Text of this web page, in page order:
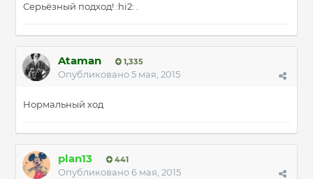
Серьёзный подход! :hi2: .
Ataman 1,335
Опубликовано5 мая, 2015
Нормальный ход
plan13 441
Опубликовано6 мая, 2015